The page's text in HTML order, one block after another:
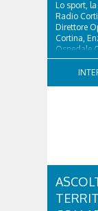
Lo sport,
Radio
Direttore
Cortina,
Ospedale